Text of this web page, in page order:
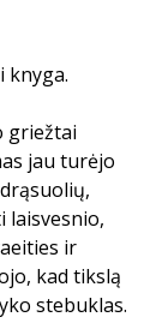
knyga.
griežtai
jau turėjo
laisvesnio,
ir
kad tikslą
stebuklas.